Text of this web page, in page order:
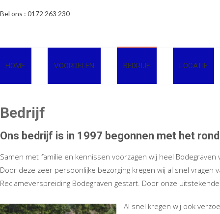
naar
inhoud
Bel ons : 0172 263 230
HOME VOORDELEN BEDRIJF LOCATIE
Bedrijf
Ons bedrijf is in 1997 begonnen met het
Samen met familie en kennissen voorzagen wij heel Bodegraven
Door deze zeer persoonlijke bezorging kregen wij al snel
Reclameverspreiding Bodegraven gestart. Door onze
Al snel kregen wij ook